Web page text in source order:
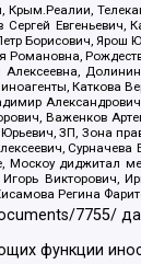
Евгеньевич,
Борисович, Ярош
Александрович,
Важенков
Юрьевич, ЗП, Зона
диджитал
Викторович,
Регина
7755/
функции